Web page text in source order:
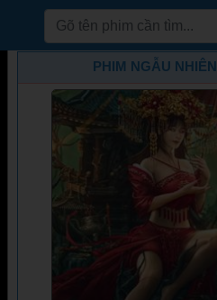
PHIM NGẪU NHIÊN